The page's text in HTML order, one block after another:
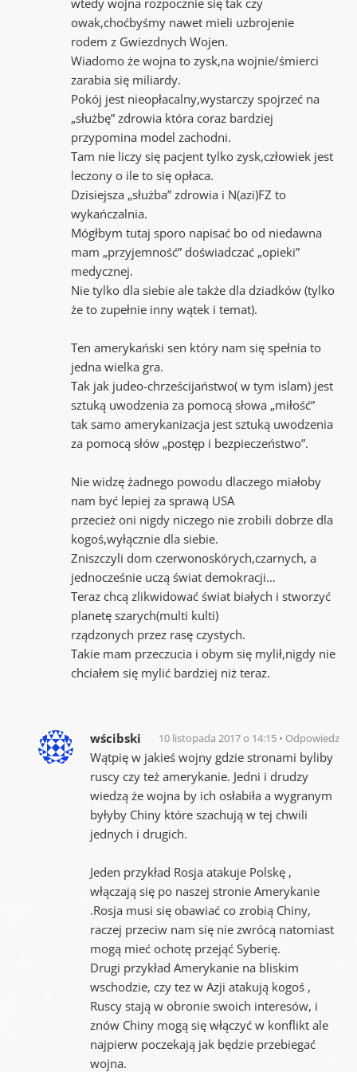
owak,choćbyśmy nawet mieli uzbrojenie
rodem z Gwiezdnych Wojen.
Wiadomo że wojna to zysk,na wojnie/śmierci
zarabia się miliardy.
Pokój jest nieopłacalny,wystarczy spojrzeć na
„służbę” zdrowia która coraz bardziej
przypomina model zachodni.
Tam nie liczy się pacjent tylko zysk,człowiek jest
leczony o ile to się opłaca.
Dzisiejsza „służba” zdrowia i N(azi)FZ to
wykańczalnia.
Mógłbym tutaj sporo napisać bo od niedawna
mam „przyjemność” doświadczać „opieki”
medycznej.
Nie tylko dla siebie ale także dla dziadków (tylko
że to zupełnie inny wątek i temat).
Ten amerykański sen który nam się spełnia to
jedna wielka gra.
Tak jak judeo-chrześcijaństwo( w tym islam) jest
sztuką uwodzenia za pomocą słowa „miłość”
tak samo amerykanizacja jest sztuką uwodzenia
za pomocą słów „postęp i bezpieczeństwo”.
Nie widzę żadnego powodu dlaczego miałoby
nam być lepiej za sprawą USA
przecież oni nigdy niczego nie zrobili dobrze dla
kogoś,wyłącznie dla siebie.
Zniszczyli dom czerwonoskórych,czarnych, a
jednocześnie uczą świat demokracji…
Teraz chcą zlikwidować świat białych i stworzyć
planetę szarych(multi kulti)
rządzonych przez rasę czystych.
Takie mam przeczucia i obym się mylił,nigdy nie
chciałem się mylić bardziej niż teraz.
wścibski 10 listopada 2017 o 14:15 Odpowiedz
Wątpię w jakieś wojny gdzie stronami byliby
ruscy czy też amerykanie. Jedni i drudzy
wiedzą że wojna by ich osłabiła a wygranym
byłyby Chiny które szachują w tej chwili
jednych i drugich.
Jeden przykład Rosja atakuje Polskę ,
włączają się po naszej stronie Amerykanie
.Rosja musi się obawiać co zrobią Chiny,
raczej przeciw nam się nie zwrócą natomiast
mogą mieć ochotę przejąć Syberię.
Drugi przykład Amerykanie na bliskim
wschodzie, czy tez w Azji atakują kogoś ,
Ruscy stają w obronie swoich interesów, i
znów Chiny mogą się włączyć w konflikt ale
najpierw poczekają jak będzie przebiegać
wojna.